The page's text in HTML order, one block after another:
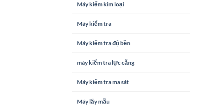
Máy kiểm kim loại
Máy kiểm tra
Máy kiểm tra độ bền
máy kiểm tra lực căng
Máy kiểm tra ma sát
Máy lấy mẫu